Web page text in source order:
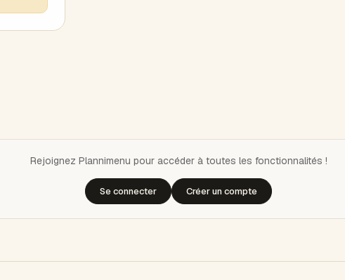
Rejoignez Plannimenu pour accéder à toutes les fonctionnalités !
Se connecter Créer un compte